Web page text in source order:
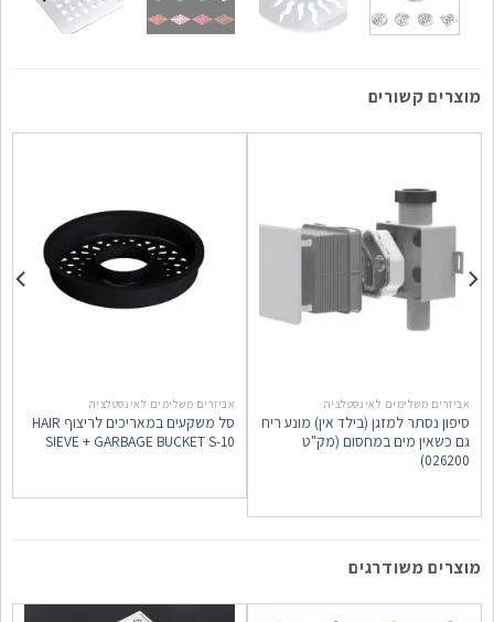
מוצרים קשורים
אביזרים משלימים לאינסטלציה
סיפון נסתר למזגן (בילד אין) מונע ריח
גם כשאין מים במחסום (מק"ט
026200)
אביזרים משלימים לאינסטלציה
סל משקעים במאריכים לריצוף HAIR
SIEVE + GARBAGE BUCKET S-10
מוצרים משודרגים